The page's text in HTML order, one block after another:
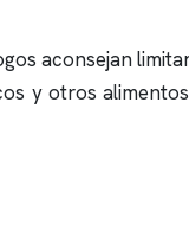
aconsejan
y otros